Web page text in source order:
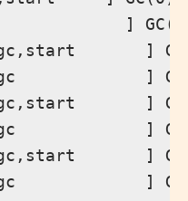
] GC(0)
]
] GC(59)
]
] GC(82)
]